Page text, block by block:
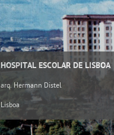
HOSPITAL ESCOLAR DE LISBOA
arq. Hermann Distel
Lisboa